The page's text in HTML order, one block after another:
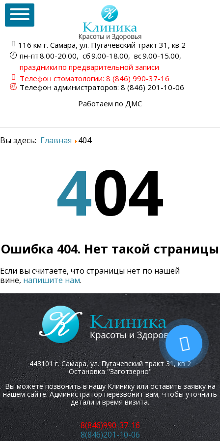
116 км г. Самара, ул. Пугачевский тракт 31, кв 2
пн-пт8.00-20.00, сб9.00-18.00, вс9.00-15.00,
праздникипо предварительной записи
Телефон стоматологии: 8 (846) 990-37-16
Телефон администраторов: 8 (846) 201-10-06
Работаем по ДМС
Вы здесь: Главная 404
404
Ошибка 404. Нет такой страницы
Если вы считаете, что страницы нет по нашей
вине, напишите нам.
443101 г. Самара, ул. Пугачевский тракт 31, кв 2
Остановка "Заготзерно"
Вы можете позвонить в нашу Клинику или оставить заявку на
нашем сайте. Администратор перезвонит вам, чтобы уточнить
детали и время визита.
8(846)990-37-16
8(846)201-10-06